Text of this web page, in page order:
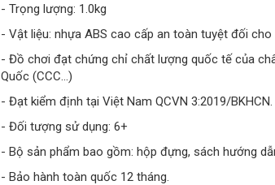
- Trọng lượng: 1.0kg
- Vật liệu: nhựa ABS cao cấp an toàn tuyệt đối cho
- Đồ chơi đạt chứng chỉ chất lượng quốc tế của
Quốc (CCC…)
- Đạt kiểm định tại Việt Nam QCVN 3:2019/BKHCN.
- Đối tượng sử dụng: 6+
- Bộ sản phẩm bao gồm: hộp đựng, sách hướng
- Bảo hành toàn quốc 12 tháng.